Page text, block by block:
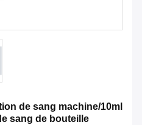
de sang machine/10ml
sang de bouteille